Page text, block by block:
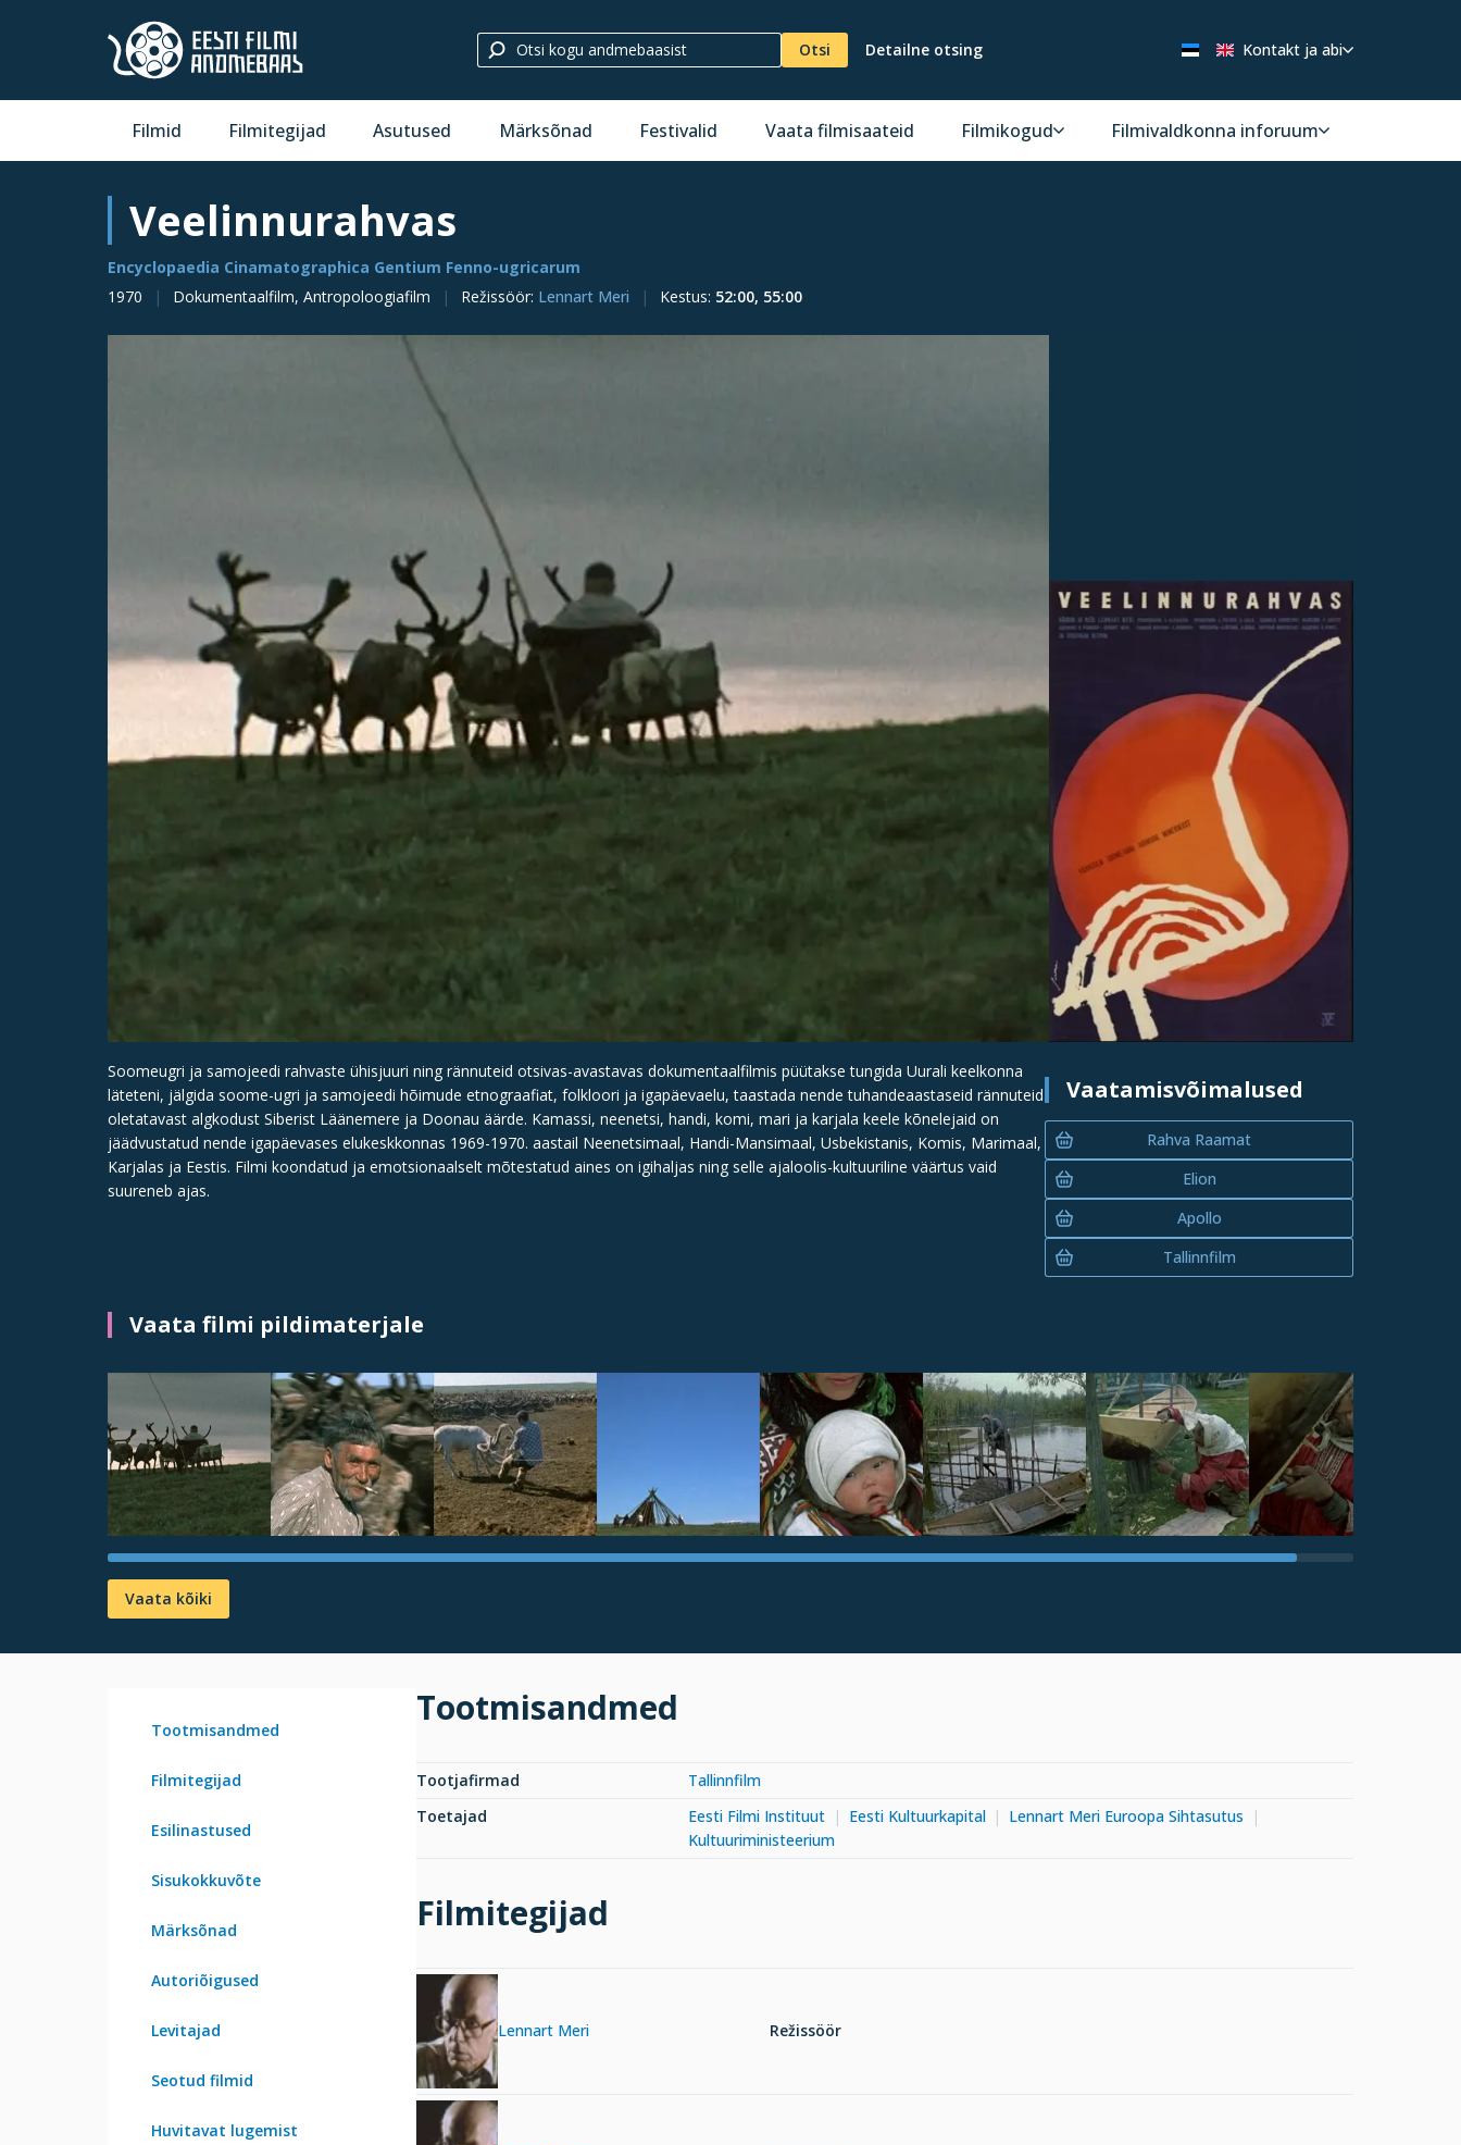
Otsi Detailne otsing Kontakt ja abi
Filmid Filmitegijad Asutused Märksõnad Festivalid Vaata filmisaateid Filmikogud Filmivaldkonna inforuum
Veelinnurahvas
Encyclopaedia Cinamatographica Gentium Fenno-ugricarum
1970
Dokumentaalfilm, Antropoloogiafilm Režissöör: Lennart Meri Kestus: 52:00, 55:00
Soomeugri ja samojeedi rahvaste ühisjuuri ning rännuteid otsivas-avastavas dokumentaalfilmis püütakse tungida Uurali keelkonna
läteteni, jälgida soome-ugri ja samojeedi hõimude etnograafiat, folkloori ja igapäevaelu, taastada nende tuhandeaastaseid rännuteid
oletatavast algkodust Siberist Läänemere ja Doonau äärde. Kamassi, neenetsi, handi, komi, mari ja karjala keele kõnelejaid on
jäädvustatud nende igapäevases elukeskkonnas 1969-1970. aastail Neenetsimaal, Handi-Mansimaal, Usbekistanis, Komis, Marimaal,
Karjalas ja Eestis. Filmi koondatud ja emotsionaalselt mõtestatud aines on igihaljas ning selle ajaloolis-kultuuriline väärtus vaid
suureneb ajas.
Vaatamisvõimalused
Rahva Raamat
Elion
Apollo
Tallinnfilm
Vaata filmi pildimaterjale
Vaata kõiki
Tootmisandmed
Filmitegijad
Esilinastused
Sisukokkuvõte
Märksõnad
Autoriõigused
Levitajad
Seotud filmid
Huvitavat lugemist
Tootmisandmed
Tootjafirmad
Tallinnfilm
Toetajad
Eesti Filmi Instituut Eesti Kultuurkapital
Lennart Meri Euroopa Sihtasutus
Kultuuriministeerium
Filmitegijad
Lennart Meri Režissöör